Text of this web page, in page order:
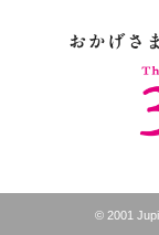
© 2001